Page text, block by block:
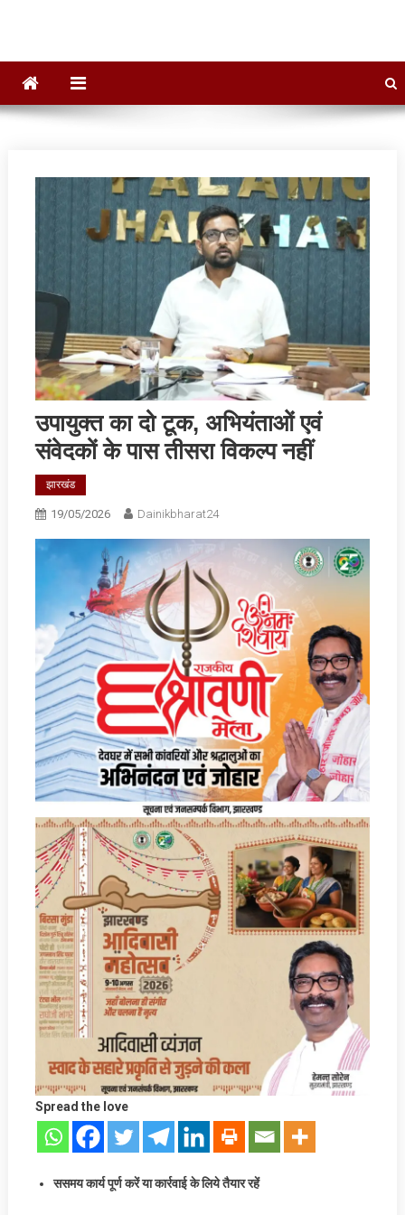
उपायुक्त का दो टूक, अभियंताओं एवं
संवेदकों के पास तीसरा विकल्प नहीं
झारखंड
19/05/2026 Dainikbharat24
Spread the love
ससमय कार्य पूर्ण करें या कार्रवाई के लिये तैयार रहें